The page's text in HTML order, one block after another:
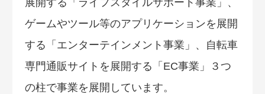
ゲームやツール等のアプリケーションを展開
する「エンターテインメント事業」、自転車
専門通販サイトを展開する「EC事業」３つ
の柱で事業を展開しています。